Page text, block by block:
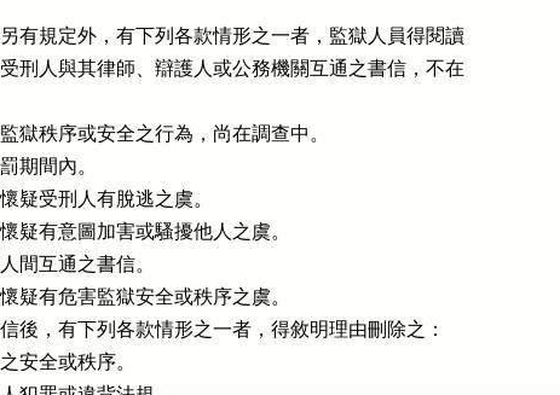
有規定外，有下列各款情形之一者，監獄人員得閱讀
刑人與其律師、辯護人或公務機關互通之書信，不在
獄秩序或安全之行為，尚在調查中。
期間內。
疑受刑人有脫逃之虞。
疑有意圖加害或騷擾他人之虞。
間互通之書信。
疑有危害監獄安全或秩序之虞。
後，有下列各款情形之一者，得敘明理由刪除之：
安全或秩序。